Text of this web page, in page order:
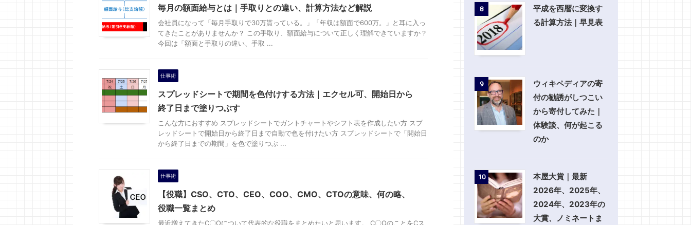
毎月の額面給与とは｜手取りとの違い、計算方法など解説
会社員になって「毎月手取りで30万貰っている。」「年収は額面で600万。」と耳に入っ
てきたことがありませんか？ この手取り、額面給与について正しく理解できていますか？
今回は「額面と手取りの違い、手取 ...
仕事術
スプレッドシートで期間を色付けする方法｜エクセル可、開始日から
終了日まで塗りつぶす
こんな方におすすめ スプレッドシートでガントチャートやシフト表を作成したい方 スプ
レッドシートで開始日から終了日まで自動で色を付けたい方 スプレッドシートで「開始日
から終了日までの期間」を色で塗りつぶ ...
仕事術
【役職】CSO、CTO、CEO、COO、CMO、CTOの意味、何の略、
役職一覧まとめ
最近増えてきたC〇Oについて代表的な役職をまとめたいと思います。 C〇OのことをCス
8
平成を西暦に変換す
る計算方法｜早見表
9
ウィキペディアの寄
付の勧誘がしつこい
から寄付してみた｜
体験談、何が起こる
のか
10
本屋大賞｜最新
2026年、2025年、
2024年、2023年の
大賞、ノミネートま